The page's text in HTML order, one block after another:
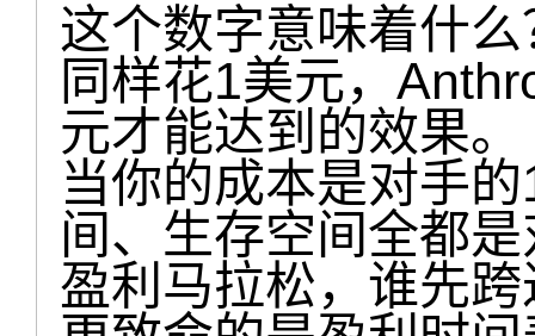
这个数字意味着什么
同样花1美元，
元才能达到的效果。
当你的成本是对手
间、生存空间全都
盈利马拉松，谁先